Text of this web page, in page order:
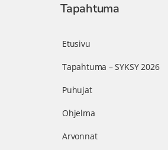
Tapahtuma
Etusivu
Tapahtuma – SYKSY 2026
Puhujat
Ohjelma
Arvonnat